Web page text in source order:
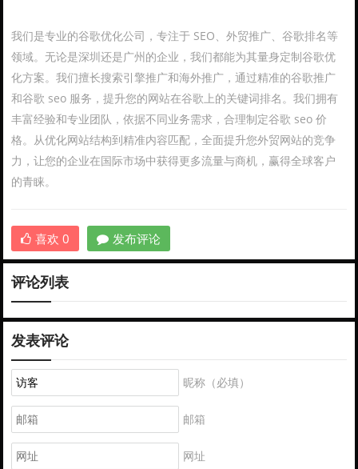
我们是专业的谷歌优化公司，专注于 SEO、外贸推广、谷歌排名等
领域。无论是深圳还是广州的企业，我们都能为其量身定制谷歌优
化方案。我们擅长搜索引擎推广和海外推广，通过精准的谷歌推广
和谷歌 seo 服务，提升您的网站在谷歌上的关键词排名。我们拥有
丰富经验和专业团队，依据不同业务需求，合理制定谷歌 seo 价
格。从优化网站结构到精准内容匹配，全面提升您外贸网站的竞争
力，让您的企业在国际市场中获得更多流量与商机，赢得全球客户
的青睐。
喜欢 0 发布评论
评论列表
发表评论
昵称（必填）
邮箱
网址